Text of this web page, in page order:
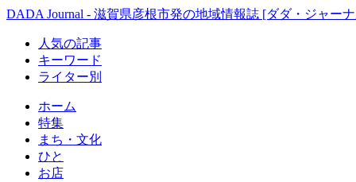
DADA Journal - 滋賀県彦根市発の地域情報誌 [ダダ・ジャー
人気の記事
キーワード
ライター別
ホーム
特集
まち・文化
ひと
お店